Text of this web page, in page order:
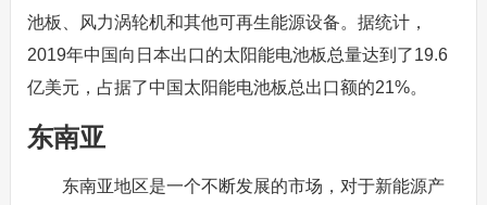
池板、风力涡轮机和其他可再生能源设备。据统计，
2019年中国向日本出口的太阳能电池板总量达到了19.6
亿美元，占据了中国太阳能电池板总出口额的21%。
东南亚
东南亚地区是一个不断发展的市场，对于新能源产